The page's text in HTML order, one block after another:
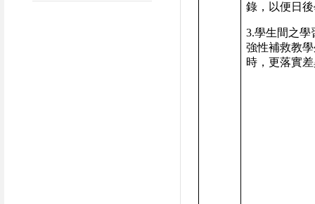
錄，以便日
3.學生間之學
強性補救教
時，更落實